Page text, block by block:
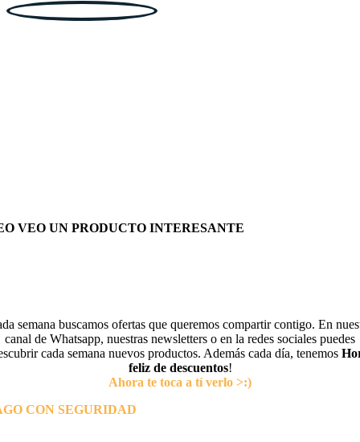
VEO UN PRODUCTO INTERESANTE
semana buscamos ofertas que queremos compartir contigo. En
canal de Whatsapp, nuestras newsletters o en la redes sociales puedes
cada semana nuevos productos. Además cada día, tenemos
feliz de descuentos!
Ahora te toca a tí verlo >:)
CON SEGURIDAD